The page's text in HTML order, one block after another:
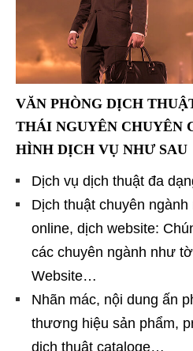
VĂN PHÒNG DỊCH
THÁI NGUYÊN CHUYÊN
HÌNH DỊCH VỤ NHƯ SAU
Dịch vụ dịch thuật đa
Dịch thuật chuyên
online, dịch website:
các chuyên ngành như
Website…
Nhãn mác, nội dung ấn
thương hiệu sản phẩm,
dịch thuật cataloge…